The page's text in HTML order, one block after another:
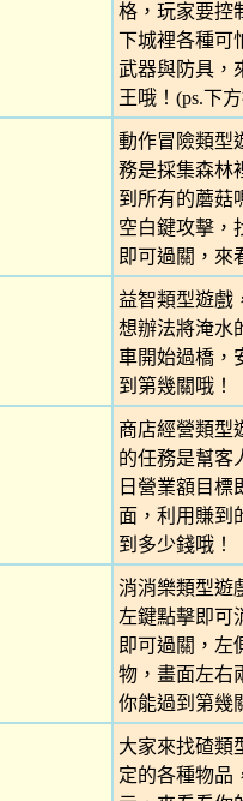
格，玩家要控
下城裡各種可
武器與防具，
王哦！(ps.下
動作冒險類型
務是採集森林
到所有的蘑菇
空白鍵攻擊，
即可過關，來
益智類型遊戲
想辦法將淹水
車開始過橋，
到第幾關哦！
商店經營類型
的任務是幫客
日營業額目標
面，利用賺到
到多少錢哦！
消消樂類型遊
左鍵點擊即可
即可過關，左
物，畫面左右
你能過到第幾
大家來找碴類
定的各種物品